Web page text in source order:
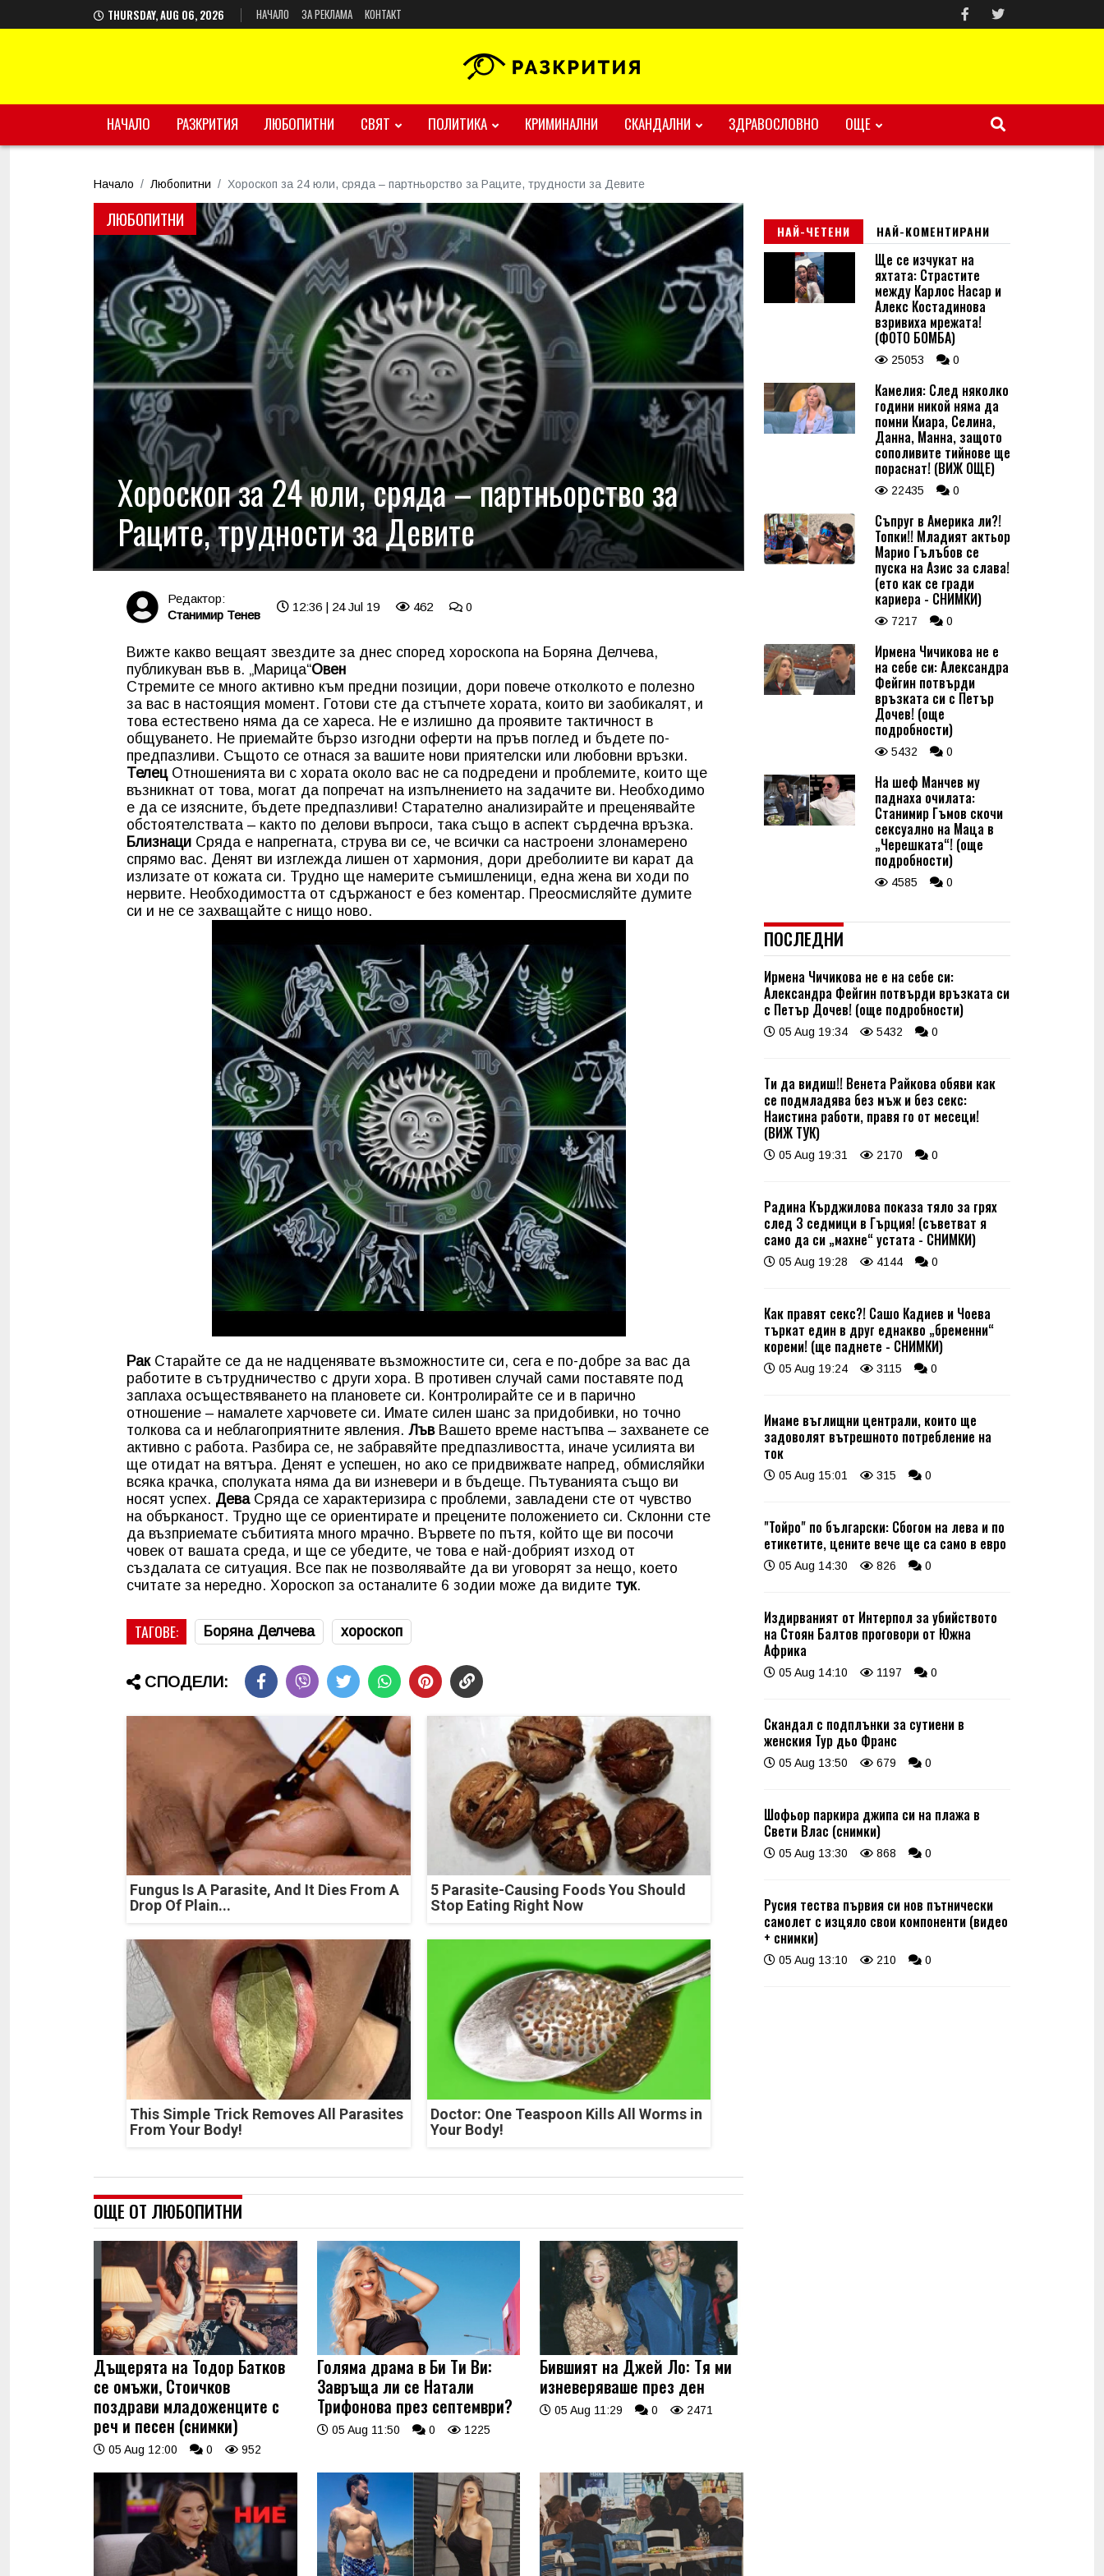
THURSDAY, AUG 06, 2026 НАЧАЛО ЗА РЕКЛАМА КОНТАКТ
НАЧАЛО РАЗКРИТИЯ ЛЮБОПИТНИ СВЯТ ПОЛИТИКА КРИМИНАЛНИ СКАНДАЛНИ ЗДРАВОСЛОВНО ОЩЕ
Начало Любопитни Хороскоп за 24 юли, сряда – партньорство за Раците, трудности за Девите
ЛЮБОПИТНИ
Хороскоп за 24 юли, сряда – партньорство за
Раците, трудности за Девите
Редактор:
Станимир Тенев
12:36 | 24 Jul 19 462 0
Вижте какво вещаят звездите за днес според хороскопа на Боряна Делчева,
публикуван във в. „Марица“Овен
Стремите се много активно към предни позиции, дори повече отколкото е полезно
за вас в настоящия момент. Готови сте да стъпчeте хората, които ви заобикалят, и
това естествено няма да се хареса. Не е излишно да проявите тактичност в
общуването. Не приемайте бързо изгодни оферти на пръв поглед и бъдете по-
предпазливи. Същото се отнася за вашите нови приятелски или любовни връзки.
ТелецОтношенията ви с хората около вас не са подредени и проблемите, които ще
възникнат от това, могат да попречат на изпълнението на задачите ви. Необходимо
е да се изясните, бъдете предпазливи! Старателно анализирайте и преценявайте
обстоятелствата – както по делови въпроси, така също в аспект сърдечна връзка.
Близнаци Сряда е напрегната, струва ви се, че всички са настроени злонамерено
спрямо вас. Денят ви изглежда лишен от хармония, дори дреболиите ви карат да
излизате от кожата си. Трудно ще намерите съмишленици, една жена ви ходи по
нервите. Необходимостта от сдържаност е без коментар. Преосмисляйте думите
си и не се захващайте с нищо ново.
РакСтарайте се да не надценявате възможностите си, сега е по-добре за вас да
работите в сътрудничество с други хора. В противен случай сами поставяте под
заплаха осъществяването на плановете си. Контролирайте се и в парично
отношение – намалете харчовете си. Имате силен шанс за придобивки, но точно
толкова са и неблагоприятните явления. ЛъвВашето време настъпва – захванете се
активно с работа. Разбира се, не забравяйте предпазливостта, иначе усилията ви
ще отидат на вятъра. Денят е успешен, но ако се придвижвате напред, обмисляйки
всяка крачка, сполуката няма да ви изневери и в бъдеще. Пътуванията също ви
носят успех. ДеваСряда се характеризира с проблеми, завладени сте от чувство
на обърканост. Трудно ще се ориентирате и прецените положението си. Склонни сте
да възприемате събитията много мрачно. Вървете по пътя, който ще ви посочи
човек от вашата среда, и ще се убедите, че това е най-добрият изход от
създалата се ситуация. Все пак не позволявайте да ви уговорят за нещо, което
считате за нередно. Хороскоп за останалите 6 зодии може да видите тук.
ТАГОВЕ: Боряна Делчева хороскоп
СПОДЕЛИ:
Fungus Is A Parasite, And It Dies From A
Drop Of Plain...
5 Parasite-Causing Foods You Should
Stop Eating Right Now
This Simple Trick Removes All Parasites
From Your Body!
Doctor: One Teaspoon Kills All Worms in
Your Body!
ОЩЕ ОТ ЛЮБОПИТНИ
Дъщерята на Тодор Батков
се омъжи, Стоичков
поздрави младоженците с
реч и песен (снимки)
05 Aug 12:00 0 952
Голяма драма в Би Ти Ви:
Завръща ли се Натали
Трифонова през септември?
05 Aug 11:50 0 1225
Бившият на Джей Ло: Тя ми
изневеряваше през ден
05 Aug 11:29 0 2471
НАЙ-ЧЕТЕНИ НАЙ-КОМЕНТИРАНИ
Ще се изчукат на
яхтата: Страстите
между Карлос Насар и
Алекс Костадинова
взривиха мрежата!
(ФОТО БОМБА)
25053 0
Камелия: След няколко
години никой няма да
помни Киара, Селина,
Данна, Манна, защото
сополивите тийнове ще
пораснат! (ВИЖ ОЩЕ)
22435 0
Съпруг в Америка ли?!
Топки!! Младият актьор
Марио Гълъбов се
пуска на Азис за слава!
(ето как се гради
кариера - СНИМКИ)
7217 0
Ирмена Чичикова не е
на себе си: Александра
Фейгин потвърди
връзката си с Петър
Дочев! (още
подробности)
5432 0
На шеф Манчев му
паднаха очилата:
Станимир Гъмов скочи
сексуално на Маца в
„Черешката“! (още
подробности)
4585 0
ПОСЛЕДНИ
Ирмена Чичикова не е на себе си:
Александра Фейгин потвърди връзката си
с Петър Дочев! (още подробности)
05 Aug 19:34 5432 0
Ти да видиш!! Венета Райкова обяви как
се подмладява без мъж и без секс:
Наистина работи, правя го от месеци!
(ВИЖ ТУК)
05 Aug 19:31 2170 0
Радина Кърджилова показа тяло за грях
след 3 седмици в Гърция! (съветват я
само да си „махне“ устата - СНИМКИ)
05 Aug 19:28 4144 0
Как правят секс?! Сашо Кадиев и Чоева
търкат един в друг еднакво „бременни“
кореми! (ще паднете - СНИМКИ)
05 Aug 19:24 3115 0
Имаме въглищни централи, които ще
задоволят вътрешното потребление на
ток
05 Aug 15:01 315 0
"Тойро" по български: Сбогом на лева и по
етикетите, цените вече ще са само в евро
05 Aug 14:30 826 0
Издирваният от Интерпол за убийството
на Стоян Балтов проговори от Южна
Африка
05 Aug 14:10 1197 0
Скандал с подплънки за сутиени в
женския Тур дьо Франс
05 Aug 13:50 679 0
Шофьор паркира джипа си на плажа в
Свети Влас (снимки)
05 Aug 13:30 868 0
Русия тества първия си нов пътнически
самолет с изцяло свои компоненти (видео
+ снимки)
05 Aug 13:10 210 0